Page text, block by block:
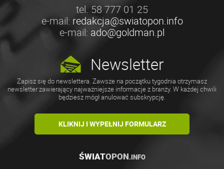
tel. 58 777 01 25
e-mail: redakcja@swiatopon.info
e-mail: ado@goldman.pl
Newsletter
Zapisz się do newslettera. Zawsze na początku tygodnia otrzymasz
newsletter zawierający najważniejsze informacje z branży. W każdej chwili
będziesz mógł anulować subskrypcję.
KLIKNIJ I WYPEŁNIJ FORMULARZ
ŚWIATOPON.INFO